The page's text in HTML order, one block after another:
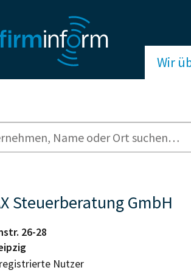
Wir
Steuerberatung GmbH
26-28
Nutzer